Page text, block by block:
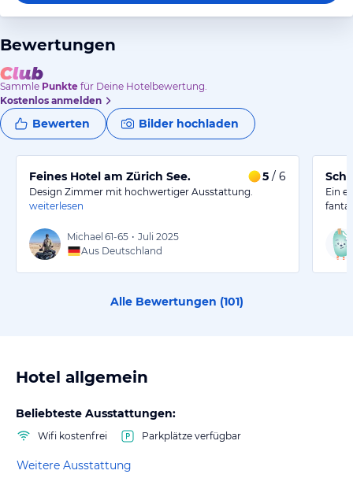
Bewertungen
Sammle Punkte für Deine Hotelbewertung.
Kostenlos anmelden
Bewerten Bilder hochladen
Feines Hotel am Zürich See. 5 / 6
Design Zimmer mit hochwertiger Ausstattung.
weiterlesen
Michael 61-65 • Juli 2025
Aus Deutschland
Ein
Alle Bewertungen (101)
Hotel allgemein
Beliebteste Ausstattungen:
Wifi kostenfrei Parkplätze verfügbar
Weitere Ausstattung